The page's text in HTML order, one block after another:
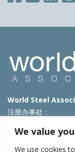
We value
We use cookies
World Steel
注册办事处：
T: +32 2 702 89 00